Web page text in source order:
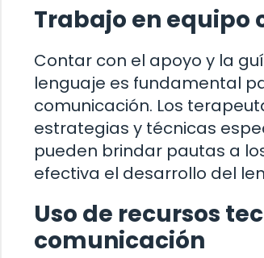
Trabajo en equipo
Contar con el apoyo y la
lenguaje es fundamental
comunicación. Los
estrategias y técnicas
pueden brindar pautas a
efectiva el desarrollo del
Uso de recursos
comunicación